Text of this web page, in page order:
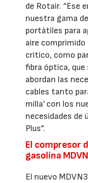
de Rotair. “Ese
nuestra gama
portátiles para
aire
critico, como
fibra óptica, que
abordan las
cables tanto
milla' con los
necesidades de
Plus".
El compresor
gasolina
El nuevo